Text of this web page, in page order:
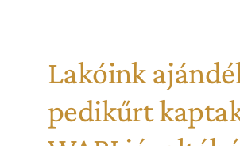
Lakóink
pedikűrt